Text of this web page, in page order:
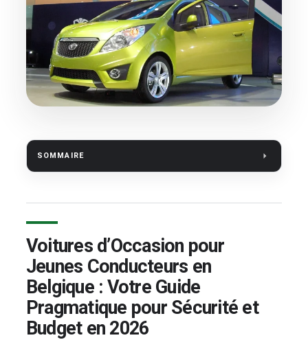
SOMMAIRE
Voitures d’Occasion pour
Jeunes Conducteurs en
Belgique : Votre Guide
Pragmatique pour Sécurité et
Budget en 2026